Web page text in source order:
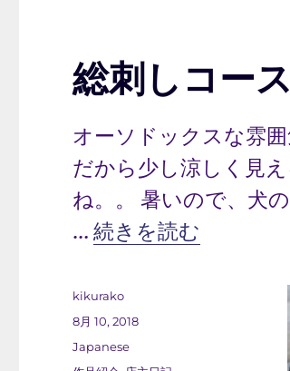
総刺しコー
オーソドックスな雰
だから少し涼しく見
ね。。 暑いので、犬
…“総刺しコースター”
続きを読む
投
稿
kikurako
投
8月 10, 2018
カ
テ
Japanese